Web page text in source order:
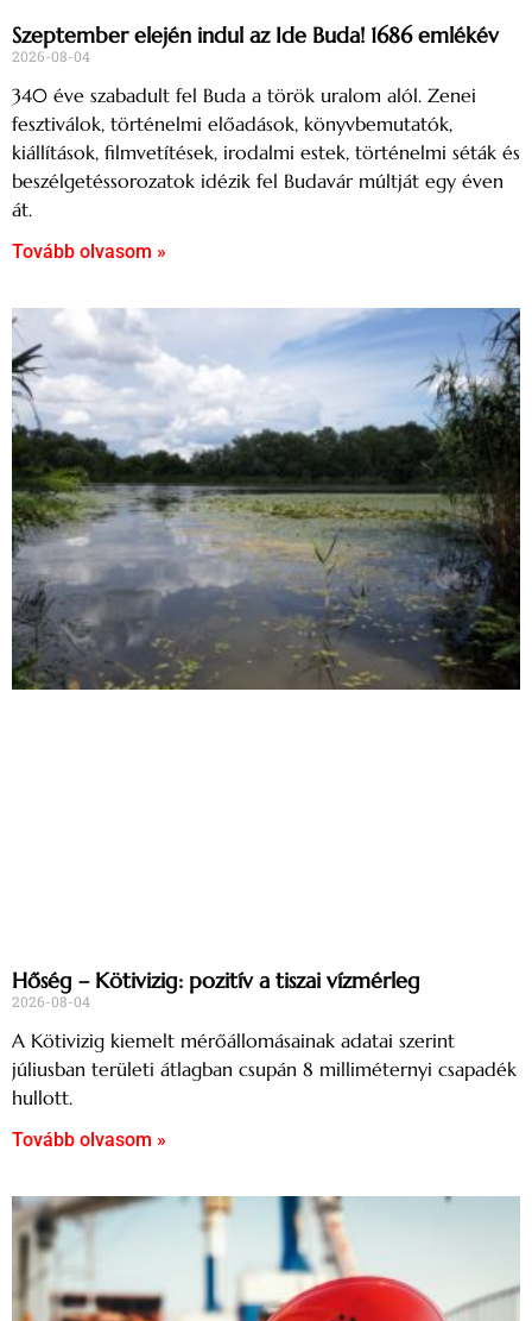
Szeptember elején indul az Ide Buda! 1686 emlékév
2026-08-04
340 éve szabadult fel Buda a török uralom alól. Zenei
fesztiválok, történelmi előadások, könyvbemutatók,
kiállítások, filmvetítések, irodalmi estek, történelmi séták és
beszélgetéssorozatok idézik fel Budavár múltját egy éven
át.
Tovább olvasom »
Hőség – Kötivizig: pozitív a tiszai vízmérleg
2026-08-04
A Kötivizig kiemelt mérőállomásainak adatai szerint
júliusban területi átlagban csupán 8 milliméternyi csapadék
hullott.
Tovább olvasom »